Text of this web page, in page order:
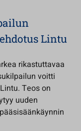
Lintu
rikastuttavaa
voitti
Teos on
uuden